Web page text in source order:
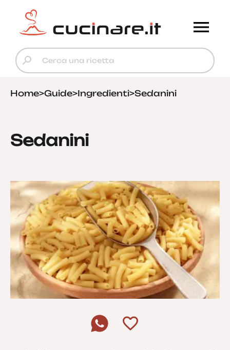
Home>Guide>Ingredienti>Sedanini
Sedanini